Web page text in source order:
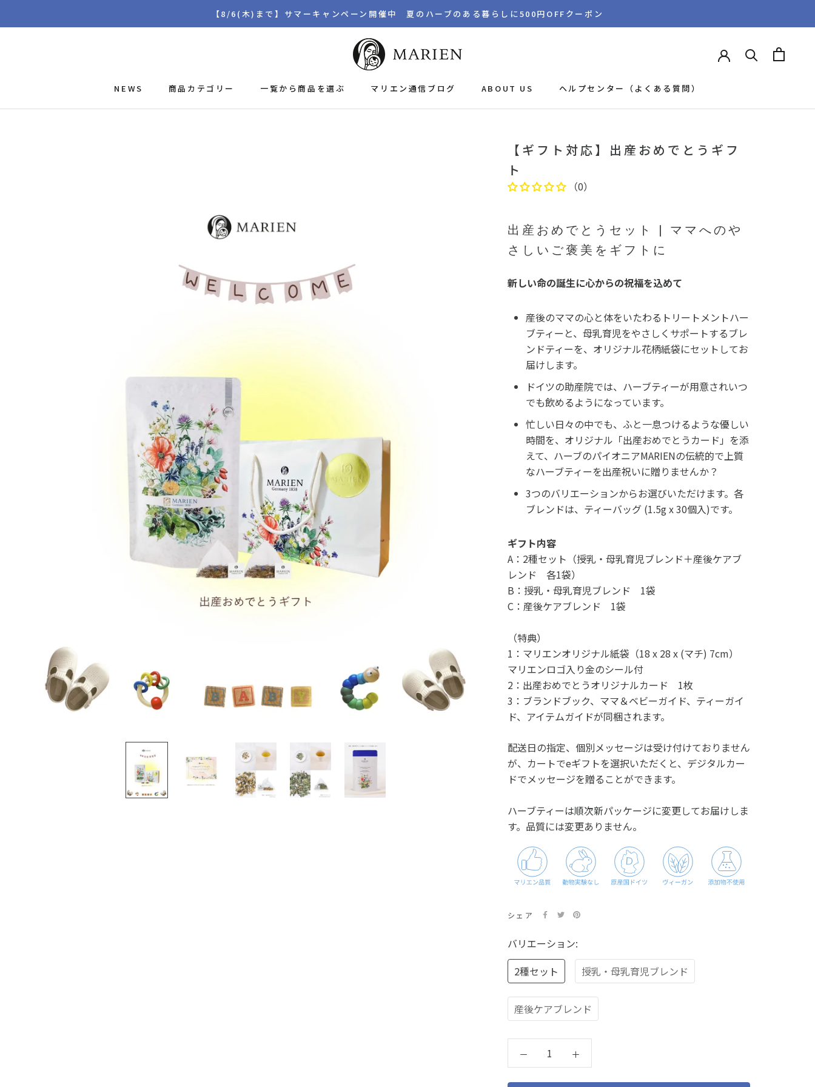
【8/6(木)まで】サマーキャンペーン開催中 夏のハーブのある暮らしに500円OFFクーポン
NEWS 商品カテゴリー 一覧から商品を選ぶ
マリエン通信ブログ
ABOUT US
ヘルプセンター（よくある質問）
【ギフト対応】出産おめでとうギフ
ト
（0）
出産おめでとうセット | ママへのや
さしいご褒美をギフトに
新しい命の誕生に心からの祝福を込めて
産後のママの心と体をいたわるトリートメントハー
ブティーと、母乳育児をやさしくサポートするブレ
ンドティーを、オリジナル花柄紙袋にセットしてお
届けします。
ドイツの助産院では、ハーブティーが用意されいつ
でも飲めるようになっています。
忙しい日々の中でも、ふと一息つけるような優しい
時間を、オリジナル「出産おめでとうカード」を添
えて、ハーブのパイオニアMARIENの伝統的で上質
なハーブティーを出産祝いに贈りませんか？
3つのバリエーションからお選びいただけます。各
ブレンドは、ティーバッグ (1.5g x 30個入)です。
ギフト内容
A：2種セット（授乳・母乳育児ブレンド＋産後ケアブ
レンド 各1袋）
B：授乳・母乳育児ブレンド 1袋
C：産後ケアブレンド 1袋
（特典）
1：マリエンオリジナル紙袋（18 x 28 x (マチ) 7cm）
マリエンロゴ入り金のシール付
2：出産おめでとうオリジナルカード 1枚
3：ブランドブック、ママ＆ベビーガイド、ティーガイ
ド、アイテムガイドが同梱されます。
配送日の指定、個別メッセージは受け付けておりません
が、カートでeギフトを選択いただくと、デジタルカー
ドでメッセージを贈ることができます。
ハーブティーは順次新パッケージに変更してお届けしま
す。品質には変更ありません。
シェア
バリエーション:
2種セット
授乳・母乳育児ブレンド
産後ケアブレンド